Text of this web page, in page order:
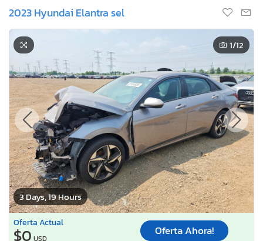
2023 Hyundai Elantra sel
3 Days, 19 Hours
1/12
Oferta Actual
$0 USD
Oferta Ahora!